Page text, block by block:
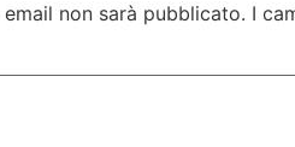
non sarà pubblicato. I